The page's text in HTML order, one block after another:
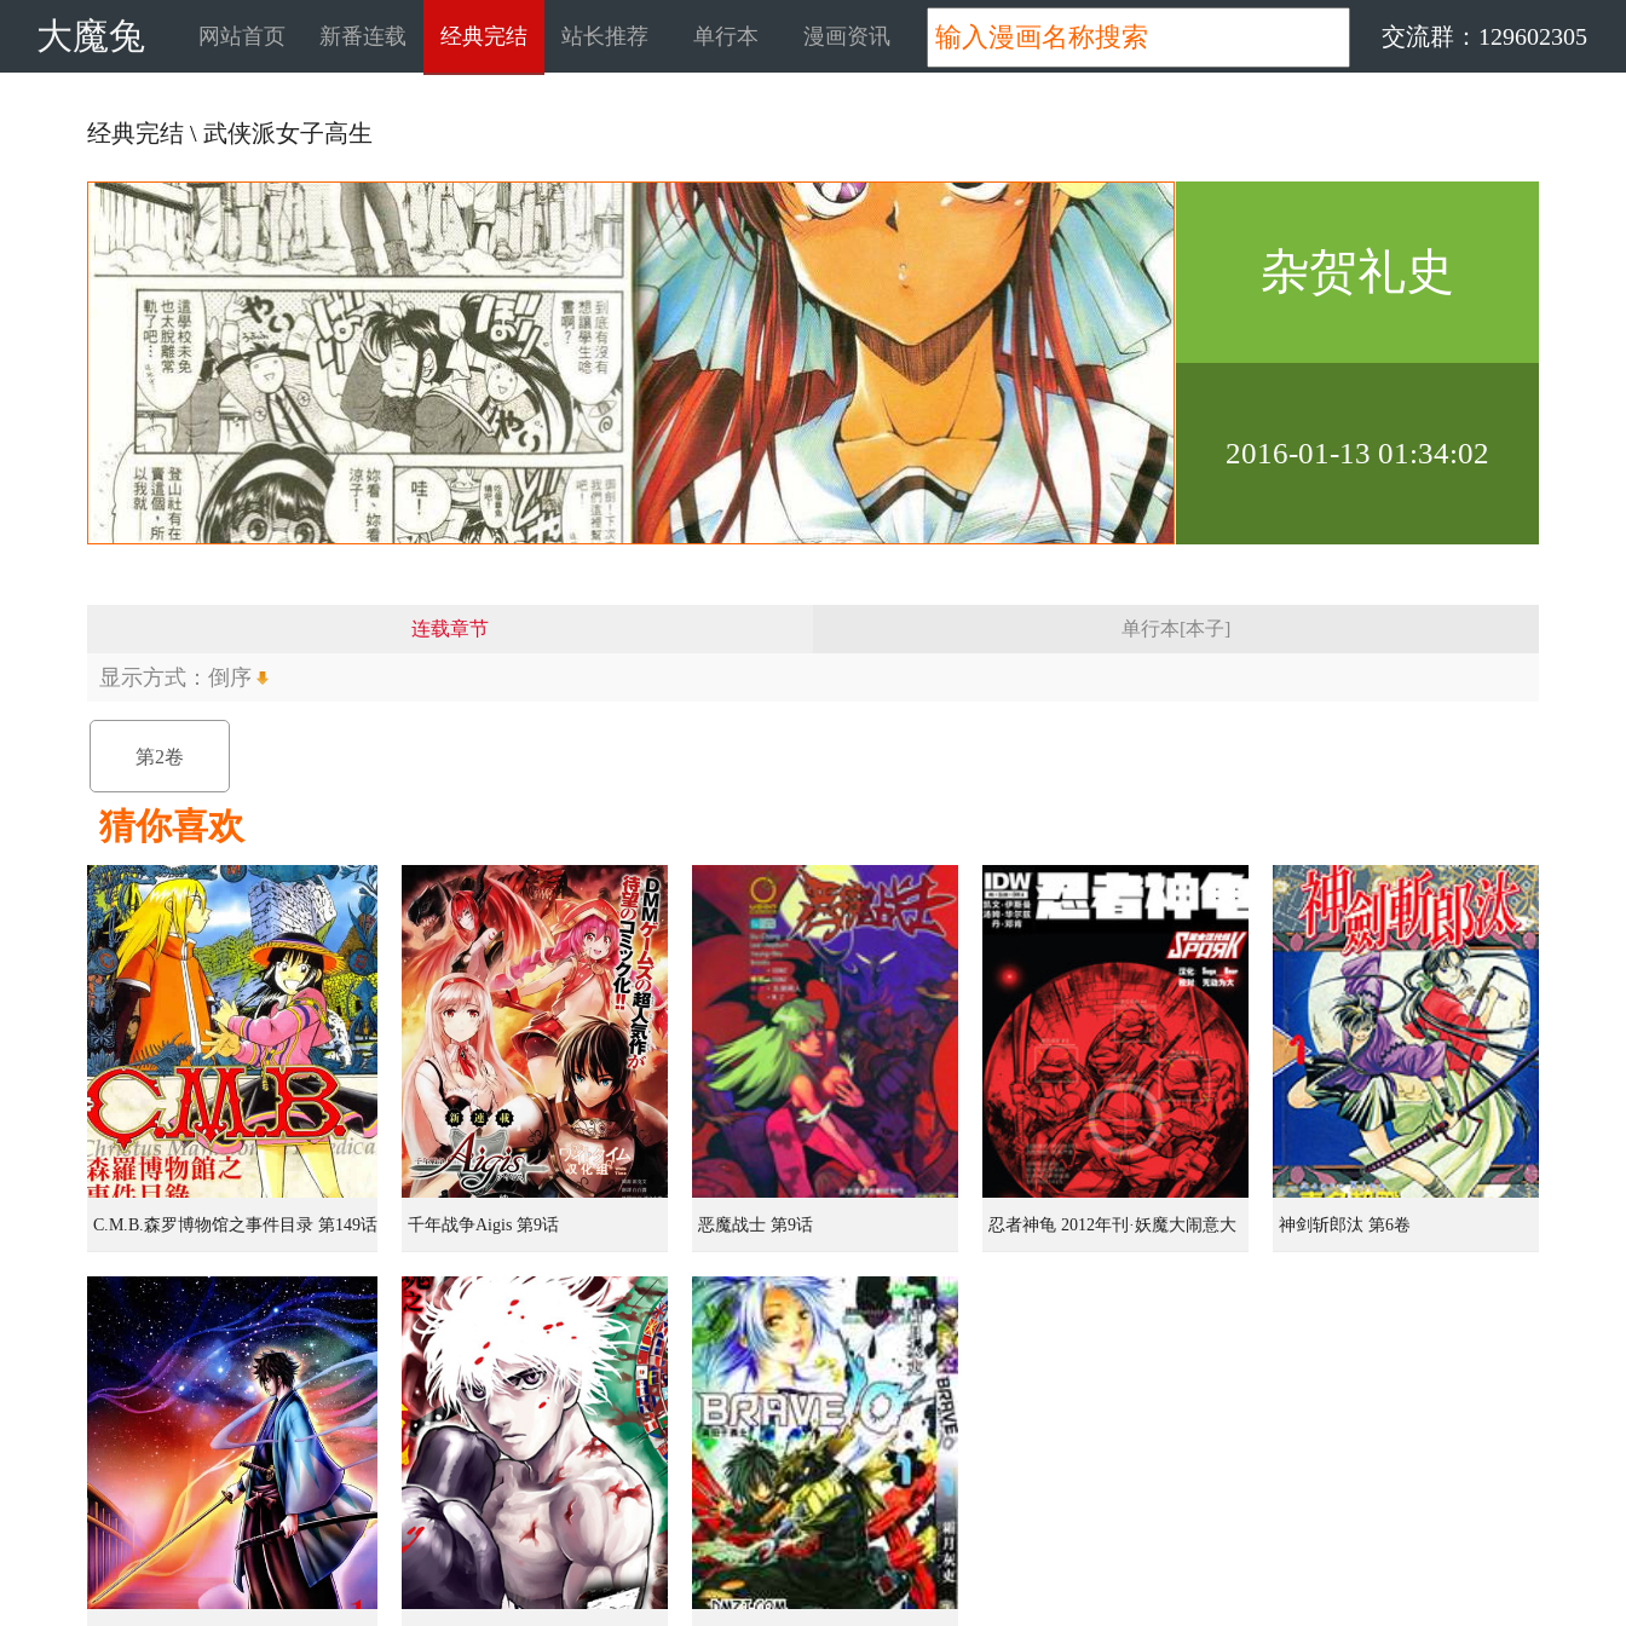
大魔兔 网站首页 新番连载 经典完结 站长推荐 单行本 漫画资讯 交流群：129602305
经典完结 \ 武侠派女子高生
杂贺礼史
2016-01-13 01:34:02
连载章节 单行本[本子]
显示方式： 倒序
第2卷
猜你喜欢
C.M.B.森罗博物馆之事件目录 第149话
大团圆
千年战争Aigis 第9话 恶魔战士 第9话 忍者神龟 2012年刊·妖魔大闹意大 神剑斩郎汰 第6卷